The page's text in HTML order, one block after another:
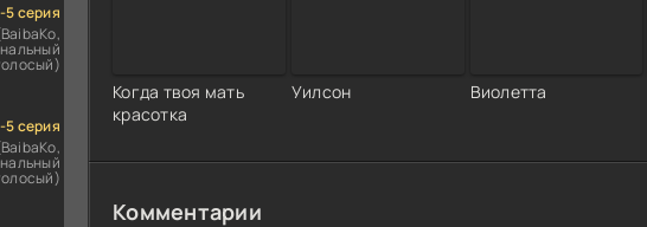
5 серия
5 серия
Когда твоя мать
красотка
Уилсон Виолетта
Комментарии